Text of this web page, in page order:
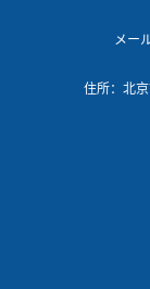
メー
住所：北